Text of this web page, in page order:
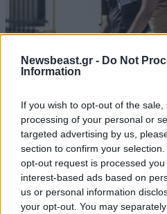
Newsbeast.gr - Do Not
Information
If you wish to opt-out of the
processing of your personal or
targeted advertising by us,
section to confirm your
opt-out request is processed
interest-based ads based on
us or personal information
your opt-out. You may
Δολοφονία Βρετανίδας
αποκαλύψεις της
μηνύματα και το ταξίδι
κίνησαν υποψίες